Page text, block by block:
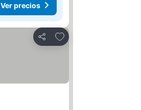
Ver precios
Compartir
Agregar a favoritos